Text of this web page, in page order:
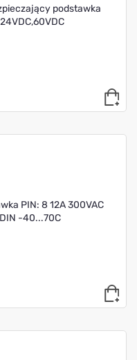
podstawka
PIN: 8 12A 300VAC
-40...70C